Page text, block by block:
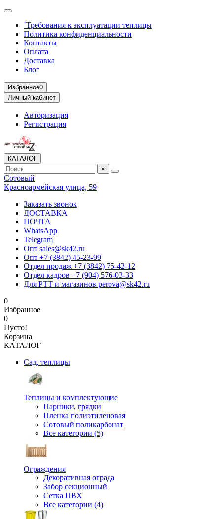
`Требования к эксплуатации теплицы
Политика конфиденциальности
Контакты
Оплата
Доставка
Блог
Избранное0
Личный кабинет
Авторизация
Регистрация
КАТАЛОГ
×
Сотовый
Красноармейская улица, 59
Заказать звонок
ДОСТАВКА
ПОЧТА
WhatsApp
Telegram
Опт sales@sk42.ru
Опт +7 (3842) 45-23-99
Отдел продаж +7 (3842) 75-42-12
Отдел кадров +7 (904) 576-03-33
Для РТТ и магазинов perova@sk42.ru
0
Избранное
0
Пусто!
Корзина
КАТАЛОГ
Сад, теплицы
Теплицы и комплектующие
Парники, грядки
Пленка полиэтиленовая
Сотовый поликарбонат
Все категории (5)
Ограждения
Декоративная ограда
Забор секционный
Сетка ПВХ
Все категории (4)